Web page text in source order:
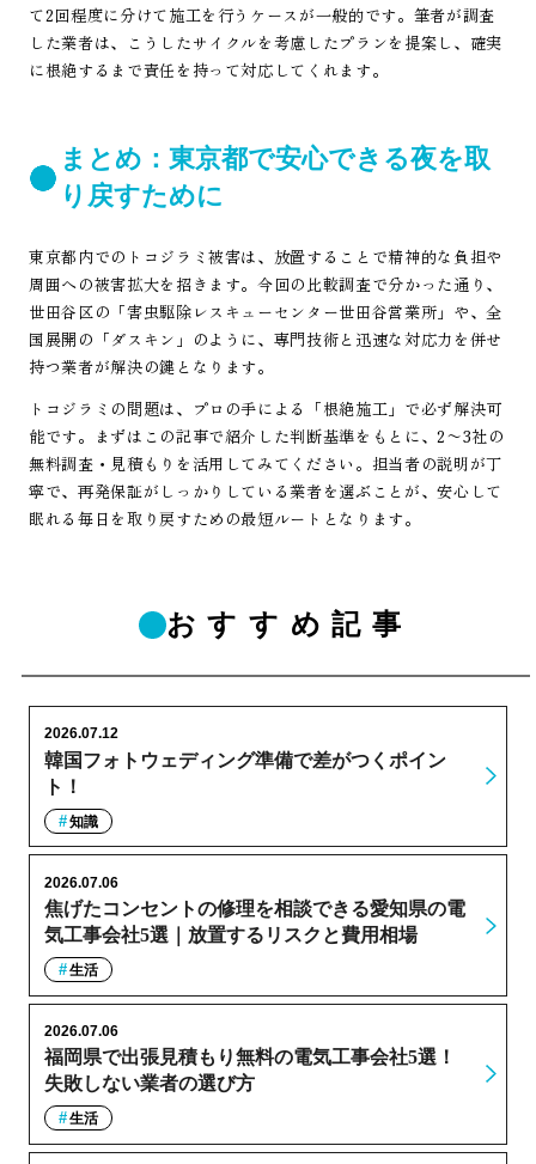
て2回程度に分けて施工を行うケースが一般的です。筆者が調査
した業者は、こうしたサイクルを考慮したプランを提案し、確実
に根絶するまで責任を持って対応してくれます。
まとめ：東京都で安心できる夜を取
り戻すために
東京都内でのトコジラミ被害は、放置することで精神的な負担や
周囲への被害拡大を招きます。今回の比較調査で分かった通り、
世田谷区の「害虫駆除レスキューセンター世田谷営業所」や、全
国展開の「ダスキン」のように、専門技術と迅速な対応力を併せ
持つ業者が解決の鍵となります。
トコジラミの問題は、プロの手による「根絶施工」で必ず解決可
能です。まずはこの記事で紹介した判断基準をもとに、2〜3社の
無料調査・見積もりを活用してみてください。担当者の説明が丁
寧で、再発保証がしっかりしている業者を選ぶことが、安心して
眠れる毎日を取り戻すための最短ルートとなります。
おすすめ記事
韓国フォトウェディング準備で差がつくポイン
ト！
2026.07.12
知識
焦げたコンセントの修理を相談できる愛知県の電
気工事会社5選｜放置するリスクと費用相場
2026.07.06
生活
福岡県で出張見積もり無料の電気工事会社5選！
失敗しない業者の選び方
2026.07.06
生活